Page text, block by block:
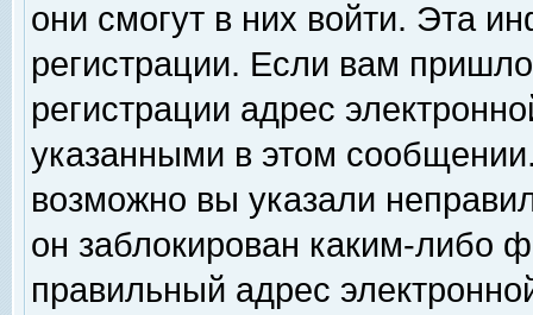
они смогут в них войти. Эта
регистрации. Если вам
регистрации адрес
указанными в этом
возможно вы указали
он заблокирован каким-либо
правильный адрес